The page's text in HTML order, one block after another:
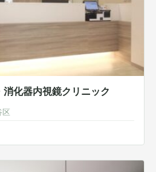
消化器内視鏡クリニック
区